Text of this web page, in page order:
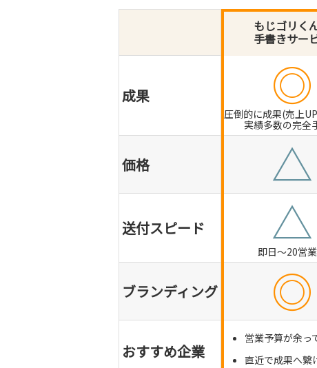
もじゴリく
手書きサー
成果 ◎
圧倒的に成果(売上
実績多数の完全
価格 △
送付スピード △
即日～20営
ブランディング ◎
おすすめ企業
営業予算が余っ
直近で成果へ繋